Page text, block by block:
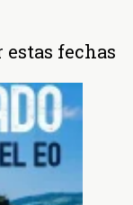
fechas